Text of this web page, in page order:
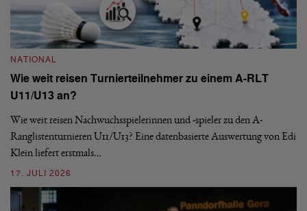
NATIONAL
Wie weit reisen Turnierteilnehmer zu einem A-RLT
U11/U13 an?
Wie weit reisen Nachwuchsspielerinnen und -spieler zu den A-
Ranglistenturnieren U11/U13? Eine datenbasierte Auswertung von Edi
Klein liefert erstmals…
17. JULI 2026